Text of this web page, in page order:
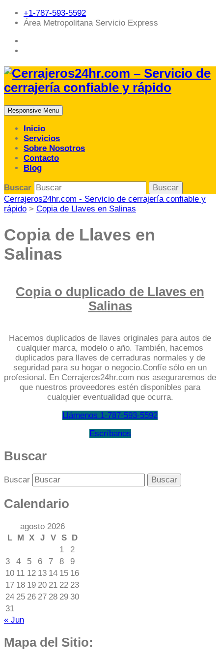
+1-787-593-5592
Área Metropolitana Servicio Express
Responsive Menu
Inicio
Servicios
Sobre Nosotros
Contacto
Blog
Buscar
Cerrajeros24hr.com - Servicio de cerrajería confiable y
rápido > Copia de Llaves en Salinas
Copia de Llaves en
Salinas
Copia o duplicado de Llaves en
Salinas
Hacemos duplicados de llaves originales para autos de
cualquier marca, modelo o año. También, hacemos
duplicados para llaves de cerraduras normales y de
seguridad para su hogar o negocio.Confíe sólo en un
profesional. En Cerrajeros24hr.com nos aseguraremos de
que nuestros proveedores estén disponibles para
cualquier eventualidad que ocurra.
Llámenos 1-787-593-5592
Escríbanos
Buscar
Buscar
Calendario
agosto 2026
L M X J V S
D
1
2
3
4 5 6 7 8
9
10 11 12 13 14 15 16
17 18 19 20 21 22 23
24 25 26 27 28 29 30
31
« Jun
Mapa del Sitio: